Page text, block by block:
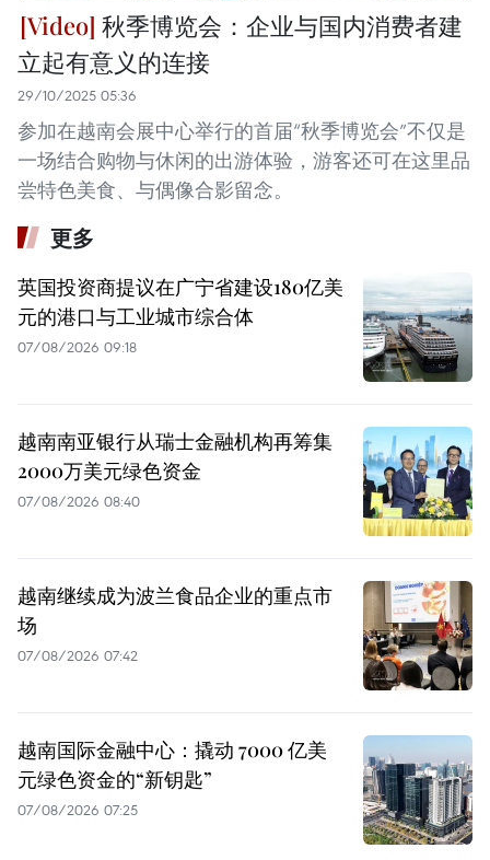
秋季博览会：企业与国内消费者建
立起有意义的连接
29/10/2025 05:36
参加在越南会展中心举行的首届“秋季博览会”不仅是
一场结合购物与休闲的出游体验，游客还可在这里品
尝特色美食、与偶像合影留念。
更多
英国投资商提议在广宁省建设180亿美
元的港口与工业城市综合体
07/08/2026 09:18
越南南亚银行从瑞士金融机构再筹集
2000万美元绿色资金
07/08/2026 08:40
越南继续成为波兰食品企业的重点市
场
07/08/2026 07:42
越南国际金融中心：撬动 7000 亿美
元绿色资金的“新钥匙”
07/08/2026 07:25